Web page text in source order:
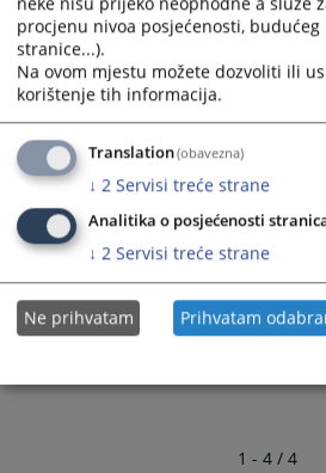
the
keyboard
shortcuts
for
changing
dates.
the
shortcuts
for
changing
dates.
1 - 4 / 4
procjenu nivoa posjećenosti, budućeg
stranice...).
Na ovom mjestu možete dozvoliti ili
korištenje tih informacija.
Translation(obavezna)
↓ 2 Servisi treće strane
Analitika o posjećenosti
↓ 2 Servisi treće strane
Ne prihvatam Prihvatam